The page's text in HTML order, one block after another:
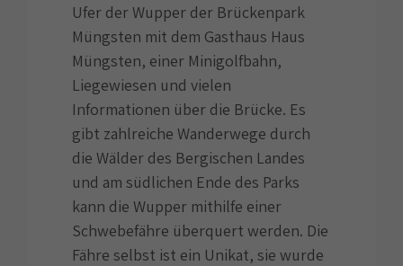
Ufer der Wupper der Brückenpark
Müngsten mit dem Gasthaus Haus
Müngsten, einer Minigolfbahn,
Liegewiesen und vielen
Informationen über die Brücke. Es
gibt zahlreiche Wanderwege durch
die Wälder des Bergischen Landes
und am südlichen Ende des Parks
kann die Wupper mithilfe einer
Schwebefähre überquert werden. Die
Fähre selbst ist ein Unikat, sie wurde